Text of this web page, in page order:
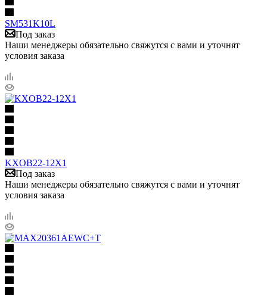
SM531K10L
Под заказ
Наши менеджеры обязательно свяжутся с вами и уточнят
условия заказа
KXOB22-12X1
Под заказ
Наши менеджеры обязательно свяжутся с вами и уточнят
условия заказа